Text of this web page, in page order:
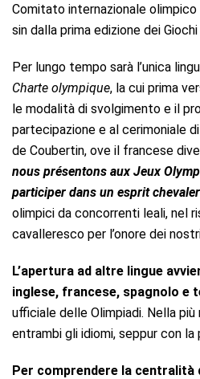
Comitato internazionale
sin dalla prima edizione dei
Per lungo tempo sarà l’unica
Charte olympique, la cui prima
le modalità di svolgimento e il
partecipazione e al cerimoniale
de Coubertin, ove il francese
nous présentons aux Jeux
participer dans un esprit
olimpici da concorrenti leali, nel
cavalleresco per l’onore dei
L’apertura ad altre lingue
inglese, francese, spagnolo e
ufficiale delle Olimpiadi. Nella
entrambi gli idiomi, seppur con
Per comprendere la